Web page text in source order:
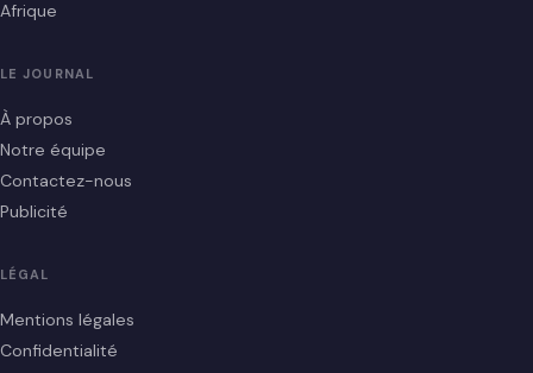
Afrique
LE JOURNAL
À propos
Notre équipe
Contactez-nous
Publicité
LÉGAL
Mentions légales
Confidentialité